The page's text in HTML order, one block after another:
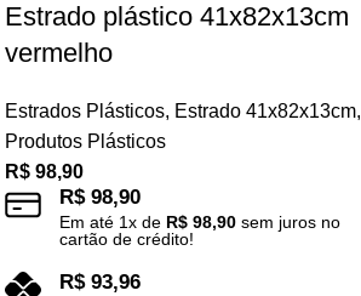
Estrado plástico 41x82x13cm
vermelho
Estrados Plásticos, Estrado 41x82x13cm,
Produtos Plásticos
R$ 98,90
R$98,90
Em até 1x de R$ 98,90 sem juros no
cartão de crédito!
R$93,96